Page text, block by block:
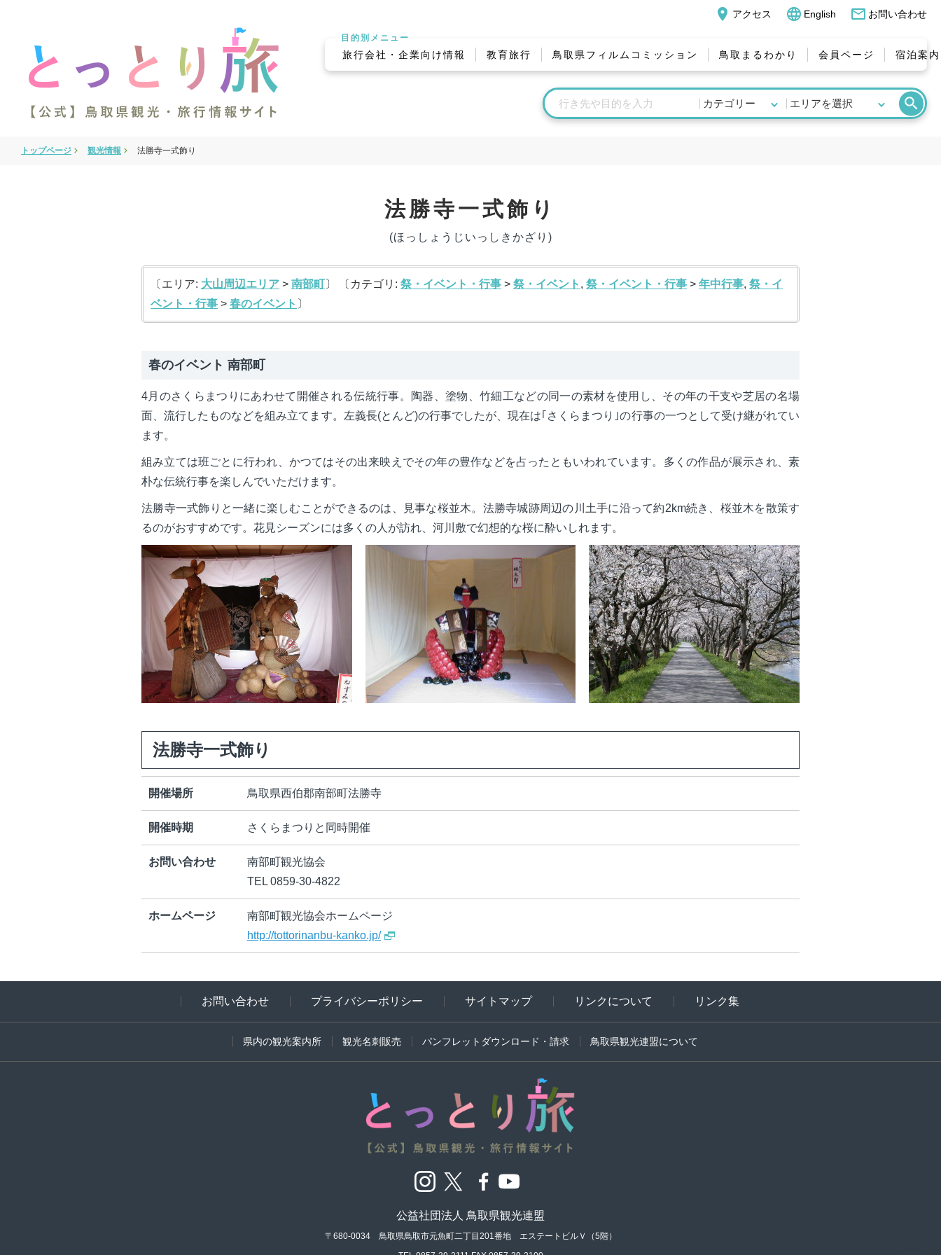
place アクセス language English mail_outline お問い合わせ
目的別メニュー
旅行会社・企業向け情報 教育旅行 鳥取県フィルムコミッション 鳥取まるわかり 会員ページ 宿泊案内
search
トップページ 観光情報 法勝寺一式飾り
法勝寺一式飾り
(ほっしょうじいっしきかざり)
〔エリア: 大山周辺エリア > 南部町〕 〔カテゴリ: 祭・イベント・行事 > 祭・イベント , 祭・イベント・行事 > 年中行事, 祭・イ
ベント・行事 > 春のイベント 〕
春のイベント 南部町
4月のさくらまつりにあわせて開催される伝統行事。陶器、塗物、竹細工などの同一の素材を使用し、その年の干支や芝居の名場
面、流行したものなどを組み立てます。左義長(とんど)の行事でしたが、現在は｢さくらまつり｣の行事の一つとして受け継がれてい
ます。
組み立ては班ごとに行われ、かつてはその出来映えでその年の豊作などを占ったともいわれています。多くの作品が展示され、素
朴な伝統行事を楽しんでいただけます。
法勝寺一式飾りと一緒に楽しむことができるのは、見事な桜並木。法勝寺城跡周辺の川土手に沿って約2km続き、桜並木を散策す
るのがおすすめです。花見シーズンには多くの人が訪れ、河川敷で幻想的な桜に酔いしれます。
法勝寺一式飾り
開催場所 鳥取県西伯郡南部町法勝寺
開催時期 さくらまつりと同時開催
お問い合わせ
南部町観光協会
TEL 0859-30-4822
ホームページ
南部町観光協会ホームページ
http://tottorinanbu-kanko.jp/
お問い合わせ プライバシーポリシー サイトマップ リンクについて リンク集
県内の観光案内所 観光名刺販売 パンフレットダウンロード・請求 鳥取県観光連盟について
公益社団法人 鳥取県観光連盟
〒680-0034 鳥取県鳥取市元魚町二丁目201番地
エステートビルＶ（5階）